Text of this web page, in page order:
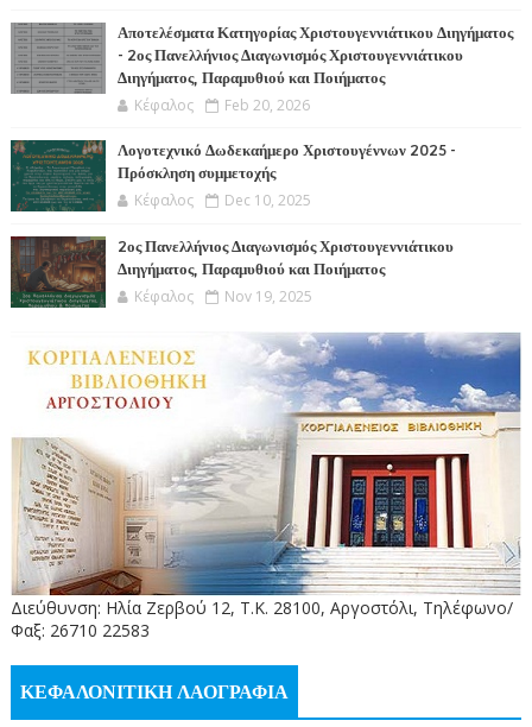
Αποτελέσματα Κατηγορίας Χριστουγεννιάτικου Διηγήματος
- 2ος Πανελλήνιος Διαγωνισμός Χριστουγεννιάτικου
Διηγήματος, Παραμυθιού και Ποιήματος
Κέφαλος Feb 20, 2026
Λογοτεχνικό Δωδεκαήμερο Χριστουγέννων 2025 -
Πρόσκληση συμμετοχής
Κέφαλος Dec 10, 2025
2ος Πανελλήνιος Διαγωνισμός Χριστουγεννιάτικου
Διηγήματος, Παραμυθιού και Ποιήματος
Κέφαλος Nov 19, 2025
Διεύθυνση: Ηλία Ζερβού 12, Τ.Κ. 28100, Αργοστόλι, Τηλέφωνο/
Φαξ: 26710 22583
ΚΕΦΑΛΟΝΙΤΙΚΗ ΛΑΟΓΡΑΦΙΑ